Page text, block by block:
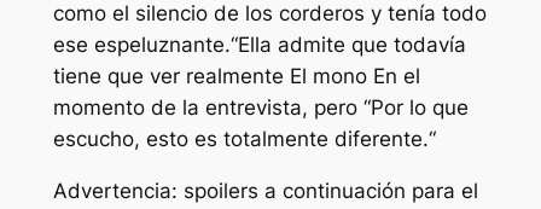
como el silencio de los corderos y tenía todo
ese espeluznante.“Ella admite que todavía
tiene que ver realmente El monoEn el
momento de la entrevista, pero “Por lo que
escucho, esto es totalmente diferente.“
Advertencia: spoilers a continuación para el